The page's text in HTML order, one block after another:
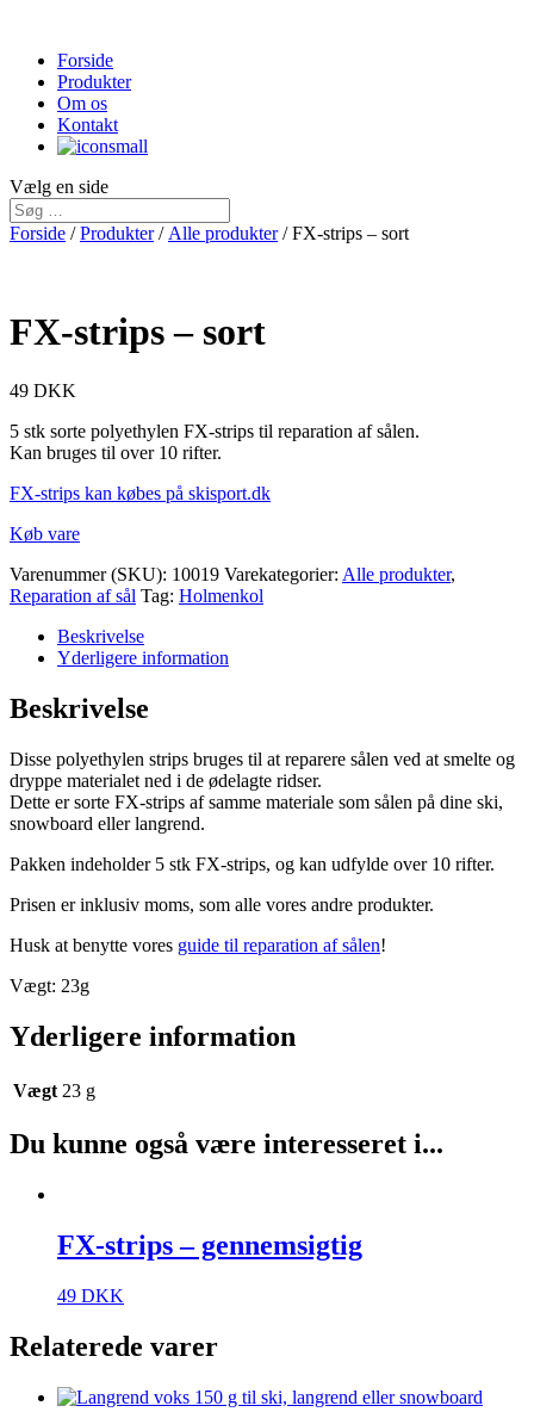
Forside
Produkter
Om os
Kontakt
Vælg en side
Forside /Produkter/ Alle produkter/ FX-strips – sort
FX-strips – sort
49 DKK
5 stk sorte polyethylen FX-strips til reparation af sålen.
Kan bruges til over 10 rifter.
FX-strips kan købes på skisport.dk
Køb vare
Varenummer (SKU): 10019 Varekategorier: Alle produkter,
Reparation af sål Tag: Holmenkol
Beskrivelse
Yderligere information
Beskrivelse
Disse polyethylen strips bruges til at reparere sålen ved at smelte og
dryppe materialet ned i de ødelagte ridser.
Dette er sorte FX-strips af samme materiale som sålen på dine ski,
snowboard eller langrend.
Pakken indeholder 5 stk FX-strips, og kan udfylde over 10 rifter.
Prisen er inklusiv moms, som alle vores andre produkter.
Husk at benytte vores guide til reparation af sålen!
Vægt: 23g
Yderligere information
Vægt 23 g
Du kunne også være interesseret i...
FX-strips – gennemsigtig
49 DKK
Relaterede varer